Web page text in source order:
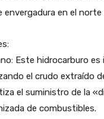
en el
Este hidrocarburo
el crudo extraído
el suministro de la
de combustibles.